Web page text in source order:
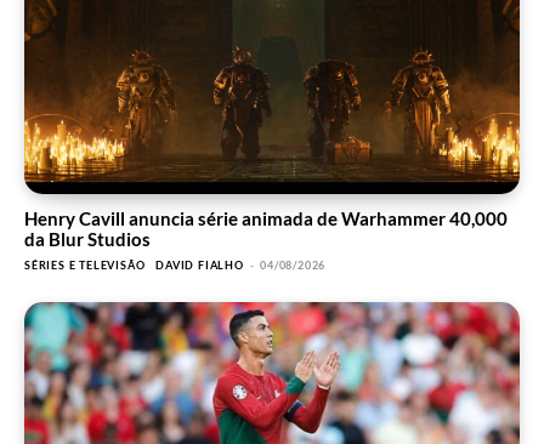
Henry Cavill anuncia série animada de Warhammer 40,000
da Blur Studios
SÉRIES E TELEVISÃO DAVID FIALHO - 04/08/2026